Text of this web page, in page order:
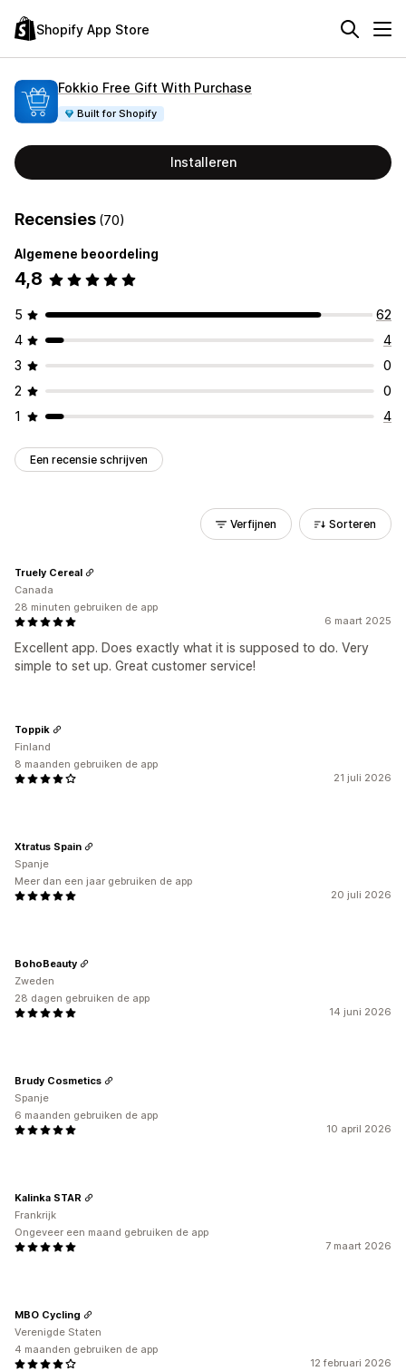
Shopify App Store
Fokkio Free Gift With Purchase
Built for Shopify
Installeren
Recensies (70)
Algemene beoordeling
4,8
5
62
4
4
3
0
2
0
1
4
Een recensie schrijven
Verfijnen Sorteren
6 maart 2025
Excellent app. Does exactly what it is supposed to do. Very
simple to set up. Great customer service!
Truely Cereal
Canada
28 minuten gebruiken de app
21 juli 2026
Toppik
Finland
8 maanden gebruiken de app
20 juli 2026
Xtratus Spain
Spanje
Meer dan een jaar gebruiken de app
14 juni 2026
BohoBeauty
Zweden
28 dagen gebruiken de app
10 april 2026
Brudy Cosmetics
Spanje
6 maanden gebruiken de app
7 maart 2026
Kalinka STAR
Frankrijk
Ongeveer een maand gebruiken de app
12 februari 2026
MBO Cycling
Verenigde Staten
4 maanden gebruiken de app